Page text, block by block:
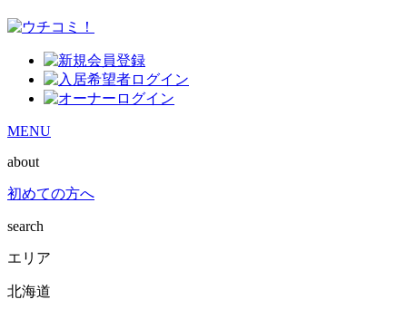
MENU
about
初めての方へ
search
エリア
北海道